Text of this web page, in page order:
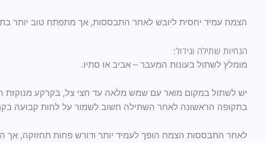
הצמח עמיד יחסית ליובש לאחר התבססות, אך מתפתח טוב יותר
הנחיות שתילה וגידול:
מומלץ לשתול בעונות המעבר – אביב או סתיו.
יש לשתול במקום מואר עם שמש מלאה עד חצי צל, בקרקע מנוקזת
בתקופה הראשונה לאחר השתילה חשוב לשמור על לחות קבועה
לאחר התבססות הצמח הופך לעמיד יותר ודורש פחות תחזוקה, אך